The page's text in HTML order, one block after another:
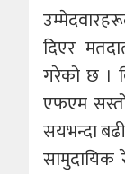
दिएर
गरेको छ ।
एफएम
सयभन्दा बढी
सामुदायिक